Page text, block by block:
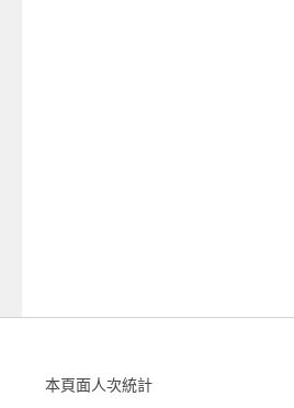
本頁面人次統計